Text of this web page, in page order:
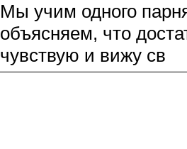
Мы учим одного
объясняем, что
чувствую и вижу св